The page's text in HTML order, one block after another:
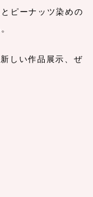
ピーナッツ染めの
しい作品展示、ぜ